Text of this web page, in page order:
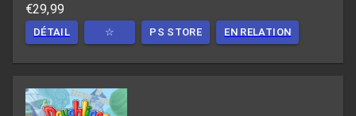
€29,99
DÉTAIL ☆ PS STORE EN RELATION